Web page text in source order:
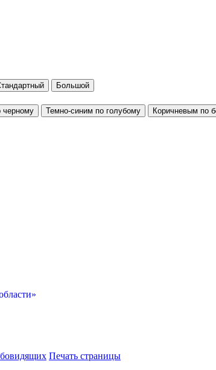
Большой
Темно-синим по голубому Коричневым по
Печать страницы